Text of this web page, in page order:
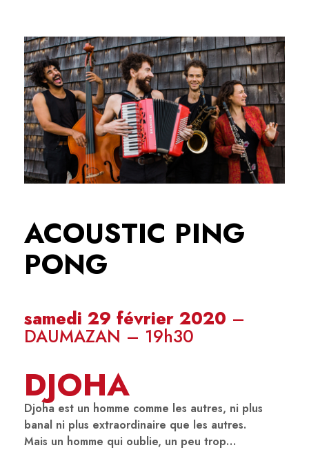
ACOUSTIC PING
PONG
samedi 29 février 2020 –
DAUMAZAN – 19h30
DJOHA
Djoha est un homme comme les autres, ni plus
banal ni plus extraordinaire que les autres.
Mais un homme qui oublie, un peu trop…